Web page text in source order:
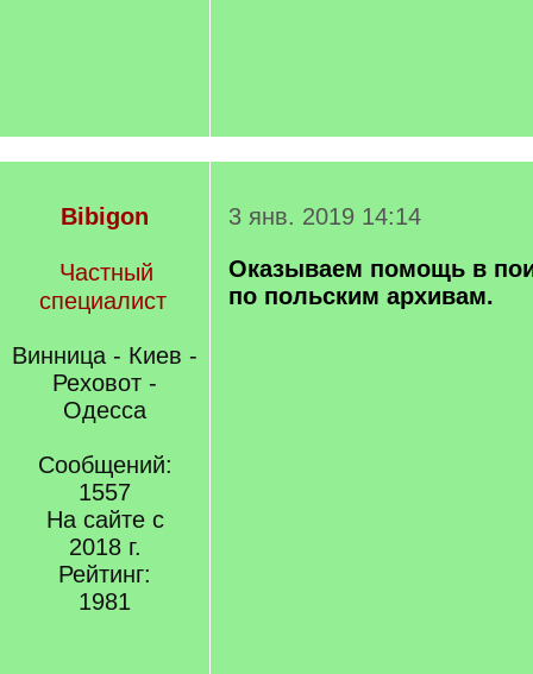
Bibigon
Частный
специалист
Винница - Киев -
Реховот -
Одесса
Сообщений:
1557
На сайте с
2018 г.
Рейтинг:
1981
3 янв. 2019 14:14
Оказываем помощь в
по польским архивам.